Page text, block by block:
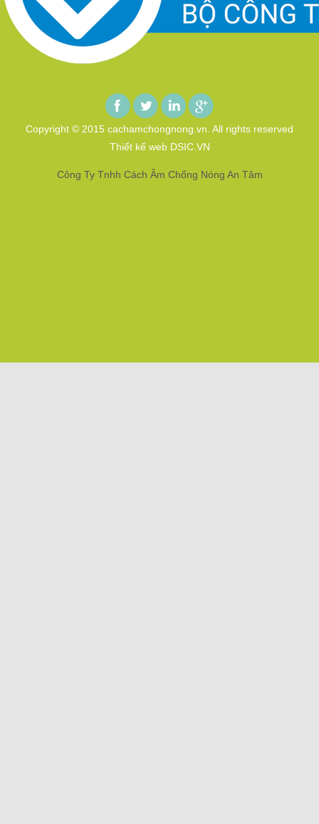
Copyright © 2015 cachamchongnong.vn. All rights reserved
Thiết kế web DSIC.VN
Công Ty Tnhh Cách Âm Chống Nóng An Tâm